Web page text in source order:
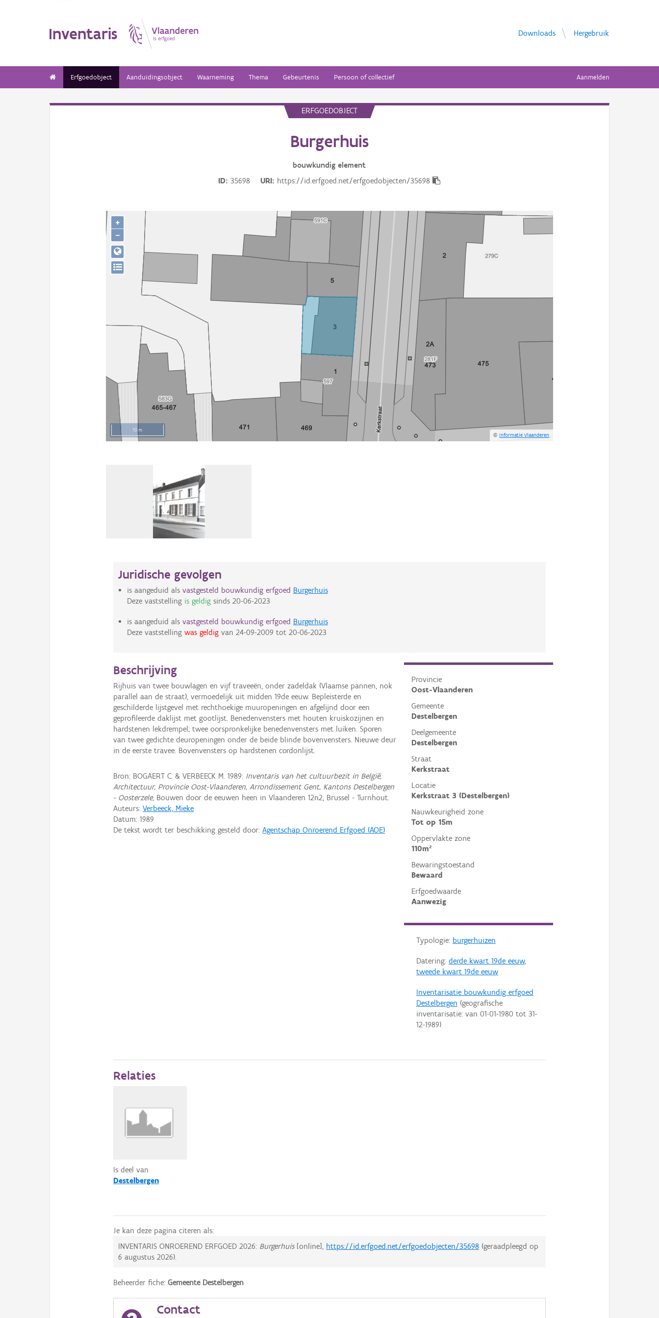
Inventaris Downloads Hergebruik
Erfgoedobject Aanduidingsobject Waarneming Thema Gebeurtenis Persoon of collectief Aanmelden
ERFGOEDOBJECT
Burgerhuis
bouwkundig element
ID
35698 URI https://id.erfgoed.net/erfgoedobjecten/35698
10 m
©Informatie Vlaanderen
+
−
Juridische gevolgen
is aangeduid als vastgesteld bouwkundig erfgoed Burgerhuis
Deze vaststelling is geldigsinds 20-06-2023
is aangeduid als vastgesteld bouwkundig erfgoed Burgerhuis
Deze vaststelling was geldigvan 24-09-2009 tot 20-06-2023
Provincie
Oost-Vlaanderen
Gemeente
Destelbergen
Deelgemeente
Destelbergen
Straat
Kerkstraat
Locatie
Kerkstraat 3 (Destelbergen)
Nauwkeurigheid zone
Tot op 15m
Oppervlakte zone
110m²
Bewaringstoestand
Bewaard
Erfgoedwaarde
Aanwezig
Typologie: burgerhuizen
Datering: derde kwart 19de eeuw,
tweede kwart 19de eeuw
Inventarisatie bouwkundig erfgoed
Destelbergen (geografische
inventarisatie: van 01-01-1980 tot 31-
12-1989)
Beschrijving
Rijhuis van twee bouwlagen en vijf traveeën, onder zadeldak (Vlaamse pannen, nok
parallel aan de straat), vermoedelijk uit midden 19de eeuw. Bepleisterde en
geschilderde lijstgevel met rechthoekige muuropeningen en afgelijnd door een
geprofileerde daklijst met gootlijst. Benedenvensters met houten kruiskozijnen en
hardstenen lekdrempel; twee oorspronkelijke benedenvensters met luiken. Sporen
van twee gedichte deuropeningen onder de beide blinde bovenvensters. Nieuwe deur
in de eerste travee. Bovenvensters op hardstenen cordonlijst.
Bron: BOGAERT C. & VERBEECK M. 1989: Inventaris van het cultuurbezit in België,
Architectuur, Provincie Oost-Vlaanderen, Arrondissement Gent, Kantons Destelbergen
- Oosterzele, Bouwen door de eeuwen heen in Vlaanderen 12n2, Brussel - Turnhout.
Auteurs:Verbeeck, Mieke
Datum:1989
De tekst wordt ter beschikking gesteld door:Agentschap Onroerend Erfgoed (AOE)
Relaties
Is deel van
Destelbergen
Je kan deze pagina citeren als:
INVENTARIS ONROEREND ERFGOED 2026: Burgerhuis[online], https://id.erfgoed.net/erfgoedobjecten/35698 (geraadpleegd op
6 augustus 2026).
Beheerder fiche:Gemeente Destelbergen
Contact